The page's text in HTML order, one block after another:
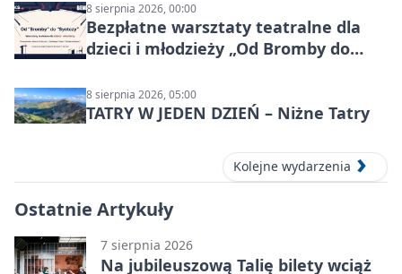
8 sierpnia 2026, 00:00
Bezpłatne warsztaty teatralne dla
dzieci i młodzieży „Od Bromby do
8 sierpnia 2026, 05:00
TATRY W JEDEN DZIEŃ – Niżne Tatry
Kolejne wydarzenia
Ostatnie Artykuły
7 sierpnia 2026
Na jubileuszową Talię bilety wciąż